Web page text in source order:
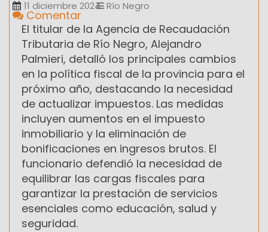
11 diciembre 2024 Río Negro
Comentar
El titular de la Agencia de Recaudación
Tributaria de Río Negro, Alejandro
Palmieri, detalló los principales cambios
en la política fiscal de la provincia para el
próximo año, destacando la necesidad
de actualizar impuestos. Las medidas
incluyen aumentos en el impuesto
inmobiliario y la eliminación de
bonificaciones en ingresos brutos. El
funcionario defendió la necesidad de
equilibrar las cargas fiscales para
garantizar la prestación de servicios
esenciales como educación, salud y
seguridad.